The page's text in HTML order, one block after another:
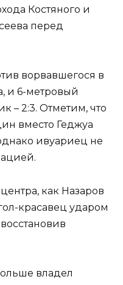
Костяного и
перед
ворвавшегося в
и 6-метровый
– 2:3. Отметим, что
вместо Геджуа
ивуариец не
как Назаров
красавец ударом
владел